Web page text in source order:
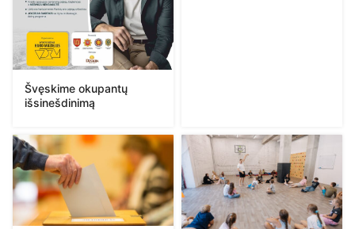
Švęskime okupantų
išsinešdinimą